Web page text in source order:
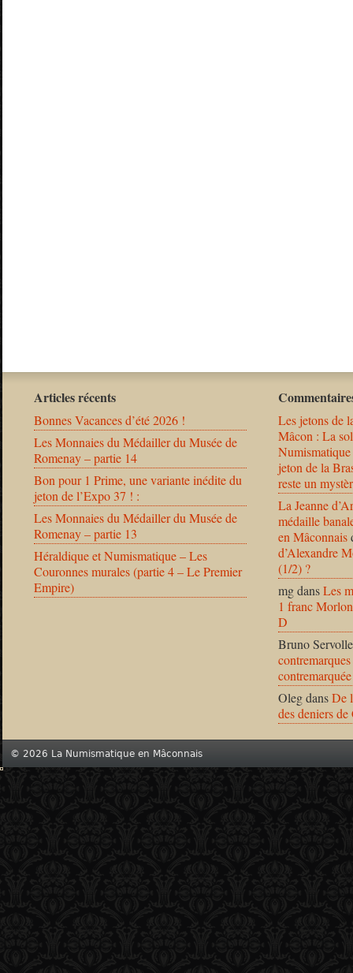
Articles récents
Bonnes Vacances d’été 2026 !
Les Monnaies du Médailler du Musée de
Romenay – partie 14
Bon pour 1 Prime, une variante inédite du
jeton de l’Expo 37 ! :
Les Monnaies du Médailler du Musée de
Romenay – partie 13
Héraldique et Numismatique – Les
Couronnes murales (partie 4 – Le Premier
Empire)
Les jetons de
Mâcon : La
jeton de la
reste un
La Jeanne
médaille
en Mâconnais
d’Alexandre
(1/2) ?
mgdansLes
1 franc
D
Bruno Servolle
OlegdansDe
des deniers
© 2026 La Numismatique en Mâconnais